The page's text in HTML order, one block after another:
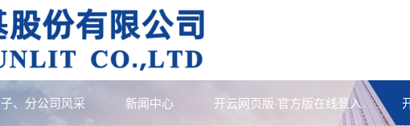
子、分公司风采 新闻中心 开云网页版·官方版在线登入